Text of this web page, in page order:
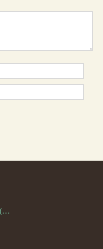
Doede Van VOORHOUT (Van FORNEHOLT) (--1101)